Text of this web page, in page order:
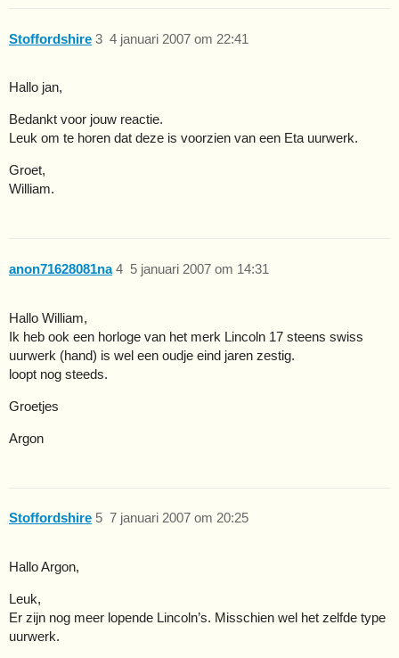
Stoffordshire 4 januari 2007 om 22:41
3
Hallo jan,
Bedankt voor jouw reactie.
Leuk om te horen dat deze is voorzien van een Eta uurwerk.
Groet,
William.
anon71628081na 5 januari 2007 om 14:31
4
Hallo William,
Ik heb ook een horloge van het merk Lincoln 17 steens swiss
uurwerk (hand) is wel een oudje eind jaren zestig.
loopt nog steeds.
Groetjes
Argon
Stoffordshire 7 januari 2007 om 20:25
5
Hallo Argon,
Leuk,
Er zijn nog meer lopende Lincoln’s. Misschien wel het zelfde type
uurwerk.